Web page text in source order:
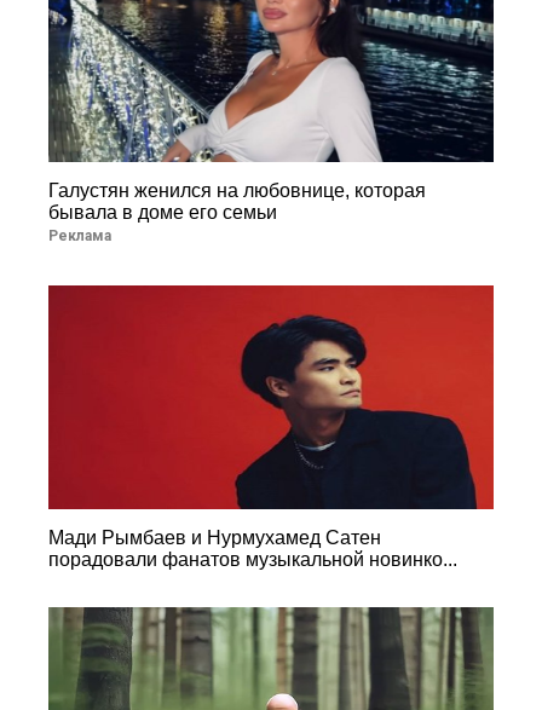
Галустян женился на любовнице, которая
бывала в доме его семьи
Реклама
Мади Рымбаев и Нурмухамед Сатен
порадовали фанатов музыкальной новинко...